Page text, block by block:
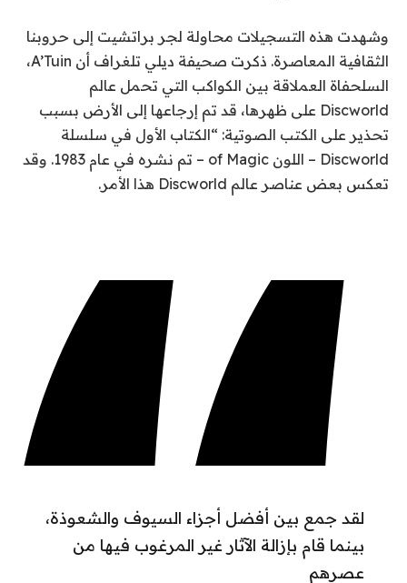
وشهدت هذه التسجيلات محاولة لجر براتشيت إلى حروبنا
الثقافية المعاصرة. ذكرت صحيفة ديلي تلغراف أن A’Tuin،
السلحفاة العملاقة بين الكواكب التي تحمل عالم
Discworld على ظهرها، قد تم إرجاعها إلى الأرض بسبب
تحذير على الكتب الصوتية: “الكتاب الأول في سلسلة
Discworld – اللون of Magic – تم نشره في عام 1983. وقد
تعكس بعض عناصر عالم Discworld هذا الأمر.
لقد جمع بين أفضل أجزاء السيوف والشعوذة،
بينما قام بإزالة الآثار غير المرغوب فيها من
عصرهم